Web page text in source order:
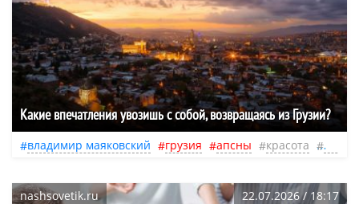
Какие впечатления увозишь с собой, возвращаясь из Грузии?
владимир маяковский грузия апсны красота семья
nashsovetik.ru 22.07.2026 / 18:17